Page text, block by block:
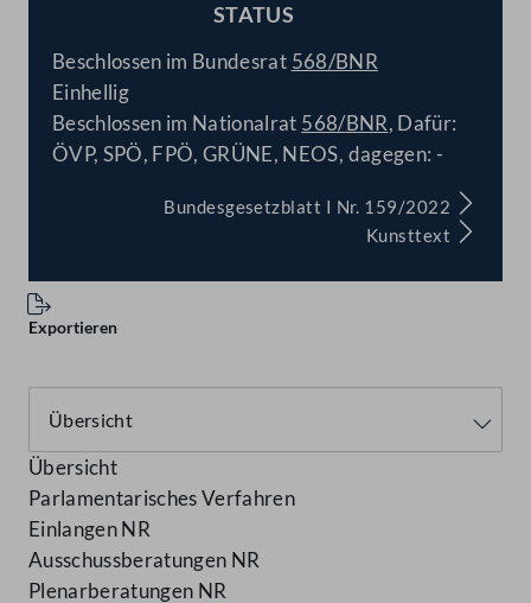
STATUS
Beschlossen im Bundesrat 568/BNR
Einhellig
Beschlossen im Nationalrat 568/BNR, Dafür:
ÖVP, SPÖ, FPÖ, GRÜNE, NEOS, dagegen: -
Bundesgesetzblatt I Nr. 159/2022
Kunsttext
Exportieren
Übersicht
Parlamentarisches Verfahren
Einlangen NR
Ausschussberatungen NR
Plenarberatungen NR